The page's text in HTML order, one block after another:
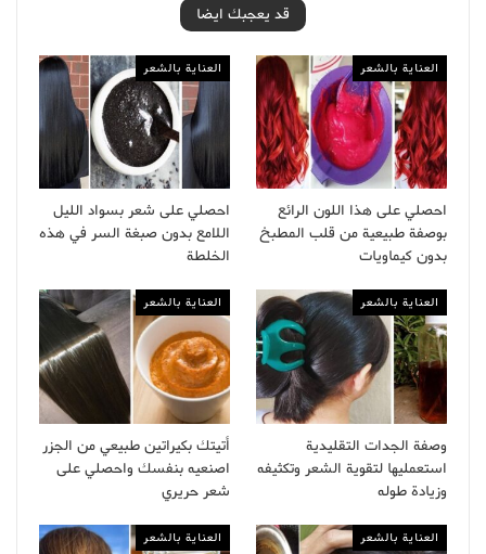
قد يعجبك ايضا
العناية بالشعر
احصلي على هذا اللون الرائع
بوصفة طبيعية من قلب المطبخ
بدون كيماويات
العناية بالشعر
احصلي على شعر بسواد الليل
اللامع بدون صبغة السر في هذه
الخلطة
العناية بالشعر
وصفة الجدات التقليدية
استعمليها لتقوية الشعر وتكثيفه
وزيادة طوله
العناية بالشعر
أتيتك بكيراتين طبيعي من الجزر
اصنعيه بنفسك واحصلي على
شعر حريري
العناية بالشعر العناية بالشعر